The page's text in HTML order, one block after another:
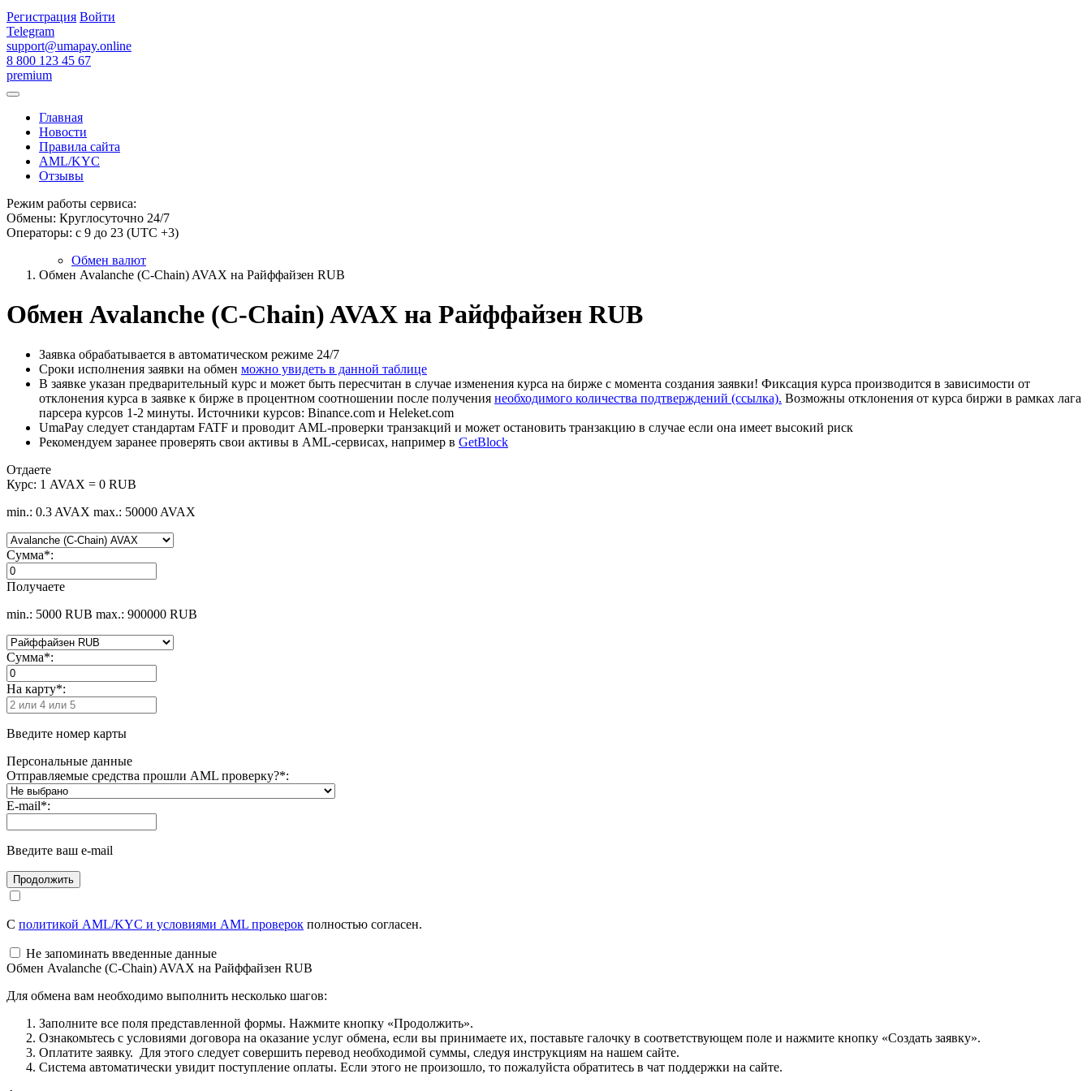
Регистрация Войти
Telegram
support@umapay.online
8 800 123 45 67
premium
Главная
Новости
Правила сайта
AML/KYC
Отзывы
Режим работы сервиса:
Обмены: Круглосуточно 24/7
Операторы: с 9 до 23 (UTC +3)
Обмен валют
Обмен Avalanche (C-Chain) AVAX на Райффайзен RUB
Обмен Avalanche (C-Chain) AVAX на Райффайзен RUB
Заявка обрабатывается в автоматическом режиме 24/7
Сроки исполнения заявки на обмен можно увидеть в данной таблице
В заявке указан предварительный курс и может быть пересчитан в случае изменения курса на бирже с момента создания заявки! Фиксация курса производится в зависимости от
отклонения курса в заявке к бирже в процентном соотношении после получения необходимого количества подтверждений (ссылка). Возможны отклонения от курса биржи в рамках лага
парсера курсов 1-2 минуты. Источники курсов: Binance.com и Heleket.com
UmaPay следует стандартам FATF и проводит AML-проверки транзакций и может остановить транзакцию в случае если она имеет высокий риск
Рекомендуем заранее проверять свои активы в AML-сервисах, например в GetBlock
Отдаете
Курс: 1 AVAX = 0 RUB
min.: 0.3 AVAX max.: 50000 AVAX
Сумма*:
Получаете
min.: 5000 RUB max.: 900000 RUB
Сумма*:
На карту*:
Введите номер карты
Персональные данные
Отправляемые средства прошли AML проверку?*:
E-mail*:
Введите ваш e-mail
С политикой AML/KYC и условиями AML проверок полностью согласен.
Не запоминать введенные данные
Обмен Avalanche (C-Chain) AVAX на Райффайзен RUB
Для обмена вам необходимо выполнить несколько шагов:
Заполните все поля представленной формы. Нажмите кнопку «Продолжить».
Ознакомьтесь с условиями договора на оказание услуг обмена, если вы принимаете их, поставьте галочку в соответствующем поле и нажмите кнопку «Создать заявку».
Оплатите заявку. Для этого следует совершить перевод необходимой суммы, следуя инструкциям на нашем сайте.
Система автоматически увидит поступление оплаты. Если этого не произошло, то пожалуйста обратитесь в чат поддержки на сайте.